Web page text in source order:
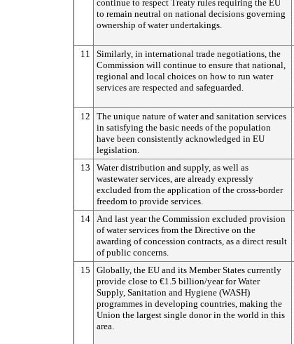
continue to respect Treaty rules requiring the EU
to remain neutral on national decisions governing
ownership of water undertakings.
11
Similarly, in international trade negotiations, the
Commission will continue to ensure that national,
regional and local choices on how to run water
services are respected and safeguarded.
12
The unique nature of water and sanitation services
in satisfying the basic needs of the population
have been consistently acknowledged in EU
legislation.
13
Water distribution and supply, as well as
wastewater services, are already expressly
excluded from the application of the cross-border
freedom to provide services.
14
And last year the Commission excluded provision
of water services from the Directive on the
awarding of concession contracts, as a direct result
of public concerns.
15
Globally, the EU and its Member States currently
provide close to €1.5 billion/year for Water
Supply, Sanitation and Hygiene (WASH)
programmes in developing countries, making the
Union the largest single donor in the world in this
area.